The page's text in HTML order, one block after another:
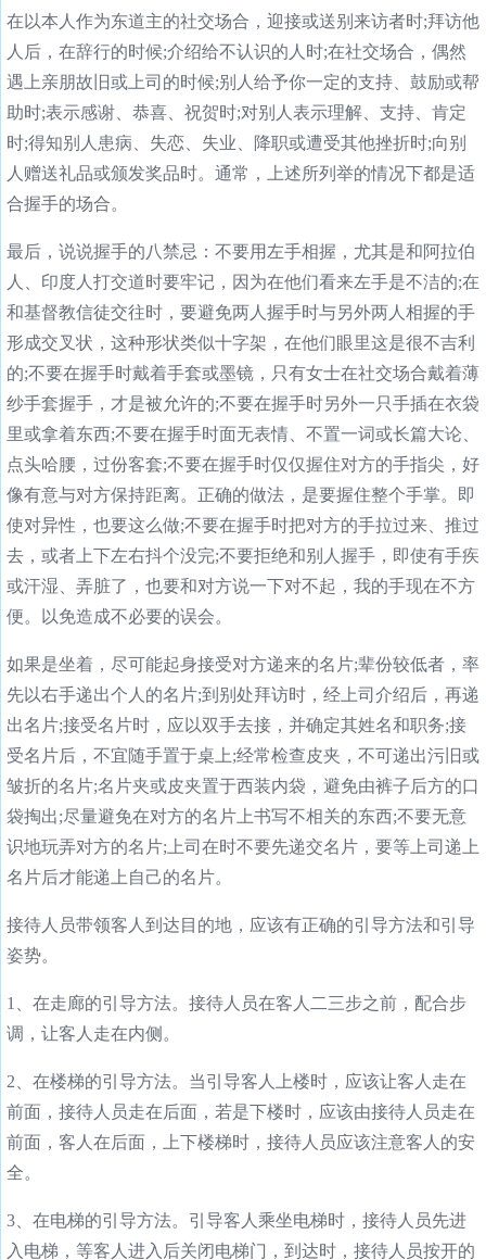
在以本人作为东道主的社交场合，迎接或送别来访者时;拜访他
人后，在辞行的时候;介绍给不认识的人时;在社交场合，偶然
遇上亲朋故旧或上司的时候;别人给予你一定的支持、鼓励或帮
助时;表示感谢、恭喜、祝贺时;对别人表示理解、支持、肯定
时;得知别人患病、失恋、失业、降职或遭受其他挫折时;向别
人赠送礼品或颁发奖品时。通常，上述所列举的情况下都是适
合握手的场合。
最后，说说握手的八禁忌：不要用左手相握，尤其是和阿拉伯
人、印度人打交道时要牢记，因为在他们看来左手是不洁的;在
和基督教信徒交往时，要避免两人握手时与另外两人相握的手
形成交叉状，这种形状类似十字架，在他们眼里这是很不吉利
的;不要在握手时戴着手套或墨镜，只有女士在社交场合戴着薄
纱手套握手，才是被允许的;不要在握手时另外一只手插在衣袋
里或拿着东西;不要在握手时面无表情、不置一词或长篇大论、
点头哈腰，过份客套;不要在握手时仅仅握住对方的手指尖，好
像有意与对方保持距离。正确的做法，是要握住整个手掌。即
使对异性，也要这么做;不要在握手时把对方的手拉过来、推过
去，或者上下左右抖个没完;不要拒绝和别人握手，即使有手疾
或汗湿、弄脏了，也要和对方说一下对不起，我的手现在不方
便。以免造成不必要的误会。
如果是坐着，尽可能起身接受对方递来的名片;辈份较低者，率
先以右手递出个人的名片;到别处拜访时，经上司介绍后，再递
出名片;接受名片时，应以双手去接，并确定其姓名和职务;接
受名片后，不宜随手置于桌上;经常检查皮夹，不可递出污旧或
皱折的名片;名片夹或皮夹置于西装内袋，避免由裤子后方的口
袋掏出;尽量避免在对方的名片上书写不相关的东西;不要无意
识地玩弄对方的名片;上司在时不要先递交名片，要等上司递上
名片后才能递上自己的名片。
接待人员带领客人到达目的地，应该有正确的引导方法和引导
姿势。
1、在走廊的引导方法。接待人员在客人二三步之前，配合步
调，让客人走在内侧。
2、在楼梯的引导方法。当引导客人上楼时，应该让客人走在
前面，接待人员走在后面，若是下楼时，应该由接待人员走在
前面，客人在后面，上下楼梯时，接待人员应该注意客人的安
全。
3、在电梯的引导方法。引导客人乘坐电梯时，接待人员先进
入电梯，等客人进入后关闭电梯门，到达时，接待人员按开的